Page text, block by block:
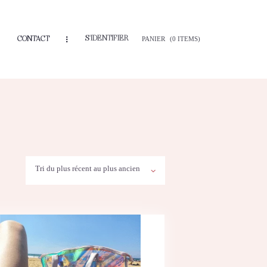
CONTACT S'IDENTIFIER PANIER (0 ITEMS)